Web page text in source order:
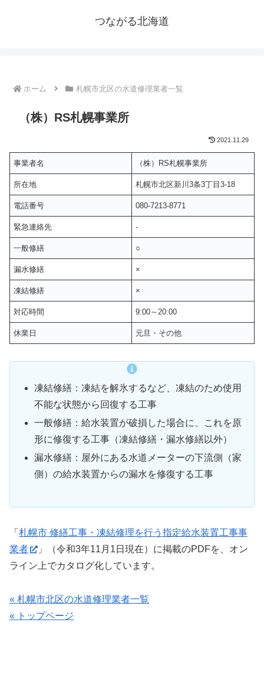
つながる北海道
ホーム 札幌市北区の水道修理業者一覧
（株）RS札幌事業所
2021.11.29
事業者名 （株）RS札幌事業所
所在地 札幌市北区新川3条3丁目3-18
電話番号 080-7213-8771
緊急連絡先 -
一般修繕 ○
漏水修繕 ×
凍結修繕 ×
対応時間 9:00～20:00
休業日 元旦・その他
凍結修繕：凍結を解氷するなど、凍結のため使用
不能な状態から回復する工事
一般修繕：給水装置が破損した場合に、これを原
形に修復する工事（凍結修繕・漏水修繕以外）
漏水修繕：屋外にある水道メーターの下流側（家
側）の給水装置からの漏水を修復する工事
「 札幌市 修繕工事・凍結修理を行う指定給水装置工事事
業者
」（令和3年11月1日現在）に掲載のPDFを、オン
ライン上でカタログ化しています。
« 札幌市北区の水道修理業者一覧
« トップページ